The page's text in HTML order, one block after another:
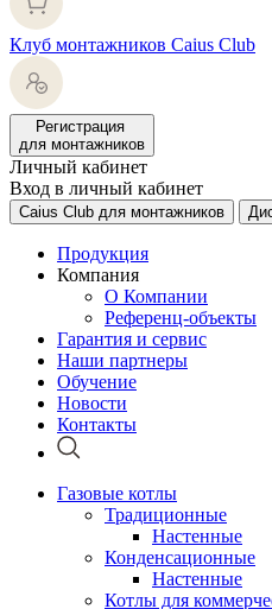
Клуб монтажников Caius Club
Регистрация
для монтажников
Личный кабинет
Вход в личный кабинет
Caius Club для монтажников
Продукция
Компания
О Компании
Референц-объекты
Гарантия и сервис
Наши партнеры
Обучение
Новости
Контакты
Газовые котлы
Традиционные
Настенные
Конденсационные
Настенные
Котлы для